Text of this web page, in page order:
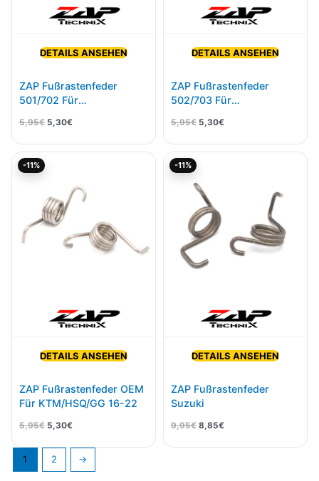
DETAILS ANSEHEN
ZAP Fußrastenfeder
501/702 Für
5,95€ 5,30€
DETAILS ANSEHEN
ZAP Fußrastenfeder
502/703 Für
5,95€ 5,30€
-11%
DETAILS ANSEHEN
ZAP Fußrastenfeder OEM
Für KTM/HSQ/GG 16-22
5,95€
5,95€
5,30€
5,30€.
-11%
DETAILS ANSEHEN
ZAP Fußrastenfeder
Suzuki
9,95€
9,95€
8,85€
1 2 →